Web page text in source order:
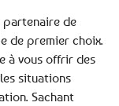
partenaire de
de premier choix.
à vous offrir des
situations
Sachant